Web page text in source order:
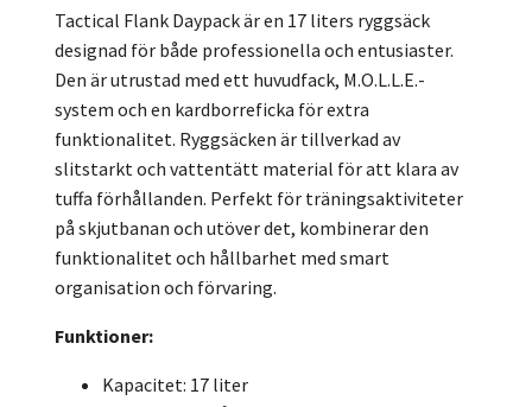
Tactical Flank Daypack är en 17 liters ryggsäck
designad för både professionella och entusiaster.
Den är utrustad med ett huvudfack, M.O.L.L.E.-
system och en kardborreficka för extra
funktionalitet. Ryggsäcken är tillverkad av
slitstarkt och vattentätt material för att klara av
tuffa förhållanden. Perfekt för träningsaktiviteter
på skjutbanan och utöver det, kombinerar den
funktionalitet och hållbarhet med smart
organisation och förvaring.
Funktioner:
Kapacitet: 17 liter